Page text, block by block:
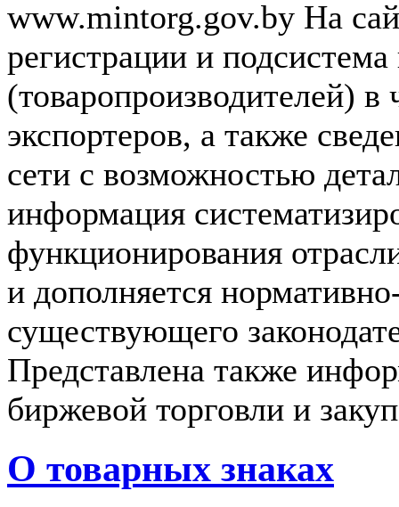
www.mintorg.gov.by На
регистрации и подсистема
(товаропроизводителей)
экспортеров, а также
сети с возможностью
информация
функционирования
и дополняется
существующего
Представлена также
биржевой торговли и
О товарных знаках